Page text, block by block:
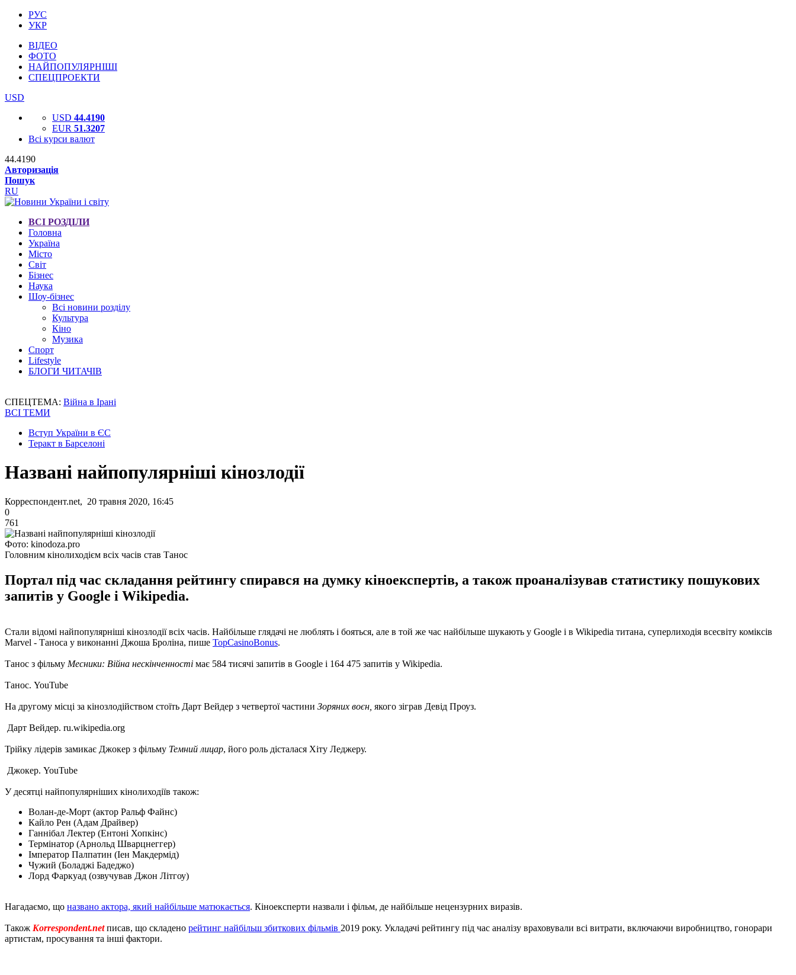
РУС
УКР
ВІДЕО
ФОТО
НАЙПОПУЛЯРНІШІ
СПЕЦПРОЕКТИ
USD
USD 44.4190
EUR 51.3207
Всі курси валют
44.4190
Авторизація
Пошук
RU
ВСІ РОЗДІЛИ
Головна
Україна
Місто
Світ
Бізнес
Наука
Шоу-бізнес
Всі новини розділу
Культура
Кіно
Музика
Спорт
Lifestyle
БЛОГИ ЧИТАЧІВ
СПЕЦТЕМА: Війна в Ірані
ВСІ ТЕМИ
Вступ України в ЄС
Теракт в Барселоні
Названі найпопулярніші кінозлодії
Корреспондент.net, 20 травня 2020, 16:45
0
761
Фото: kinodoza.pro
Головним кінолиходієм всіх часів став Танос
Портал під час складання рейтингу спирався на думку кіноекспертів, а також проаналізував статистику пошукових
запитів у Google і Wikipedia.
Стали відомі найпопулярніші кінозлодії всіх часів. Найбільше глядачі не люблять і бояться, але в той же час найбільше шукають у Google і в Wikipedia титана, суперлиходія всесвіту коміксів
Marvel - Таноса у виконанні Джоша Броліна, пише TopCasinoBonus.
Танос з фільму Месники: Війна нескінченності має 584 тисячі запитів в Google і 164 475 запитів у Wikipedia.
Танос. YouTube
На другому місці за кінозлодійством стоїть Дарт Вейдер з четвертої частини Зоряних воєн, якого зіграв Девід Проуз.
Дарт Вейдер. ru.wikipedia.org
Трійку лідерів замикає Джокер з фільму Темний лицар, його роль дісталася Хіту Леджеру.
Джокер. YouTube
У десятці найпопулярніших кінолиходіїв також:
Волан-де-Морт (актор Ральф Файнс)
Кайло Рен (Адам Драйвер)
Ганнібал Лектер (Ентоні Хопкінс)
Термінатор (Арнольд Шварцнеггер)
Імператор Палпатин (Іен Макдермід)
Чужий (Боладжі Бадеджо)
Лорд Фаркуад (озвучував Джон Літгоу)
Нагадаємо, що названо актора, який найбільше матюкається. Кіноексперти назвали і фільм, де найбільше нецензурних виразів.
Також Korrespondent.netписав, що складено рейтинг найбільш збиткових фільмів 2019 року. Укладачі рейтингу під час аналізу враховували всі витрати, включаючи виробництво, гонорари
артистам, просування та інші фактори.